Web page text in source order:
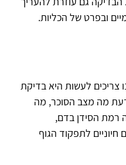
ובפרט של הכליות.
צריכים לעשות היא בדיקת
מה מצב הסוכר, מה
רמת הסידן בדם,
לתפקוד הגוף